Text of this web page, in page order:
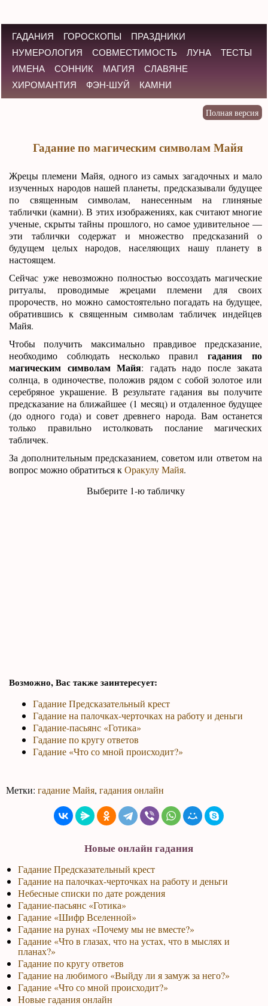
ГАДАНИЯ ГОРОСКОПЫ
ПРАЗДНИКИ
НУМЕРОЛОГИЯ
СОВМЕСТИМОСТЬ ЛУНА
ТЕСТЫ
ИМЕНА
СОННИК МАГИЯ
СЛАВЯНЕ
ХИРОМАНТИЯ
ФЭН-ШУЙ КАМНИ
Гадание по магическим символам Майя
Жрецы племени Майя, одного из самых загадочных и мало
изученных народов нашей планеты, предсказывали будущее
по священным символам, нанесенным на глиняные
таблички (камни). В этих изображениях, как считают многие
ученые, скрыты тайны прошлого, но самое удивительное —
эти таблички содержат и множество предсказаний о
будущем целых народов, населяющих нашу планету в
настоящем.
Сейчас уже невозможно полностью воссоздать магические
ритуалы, проводимые жрецами племени для своих
пророчеств, но можно самостоятельно погадать на будущее,
обратившись к священным символам табличек индейцев
Майя.
Чтобы получить максимально правдивое предсказание,
необходимо соблюдать несколько правилгадания по
магическим символам Майя: гадать надо после заката
солнца, в одиночестве, положив рядом с собой золотое или
серебряное украшение. В результате гадания вы получите
предсказание на ближайшее (1 месяц) и отдаленное будущее
(до одного года) и совет древнего народа. Вам останется
только правильно истолковать послание магических
табличек.
За дополнительным предсказанием, советом или ответом на
вопрос можно обратиться кОракулу Майя.
Выберите 1-ю табличку
Возможно, Вас также заинтересует:
Гадание Предсказательный крест
Гадание на палочках-черточках на работу и деньги
Гадание-пасьянс «Готика»
Гадание по кругу ответов
Гадание «Что со мной происходит?»
Метки:гадание Майя,гадания онлайн
Новые онлайн гадания
Гадание Предсказательный крест
Гадание на палочках-черточках на работу и деньги
Небесные списки по дате рождения
Гадание-пасьянс «Готика»
Гадание «Шифр Вселенной»
Гадание на рунах «Почему мы не вместе?»
Гадание «Что в глазах, что на устах, что в мыслях и
планах?»
Гадание по кругу ответов
Гадание на любимого «Выйду ли я замуж за него?»
Гадание «Что со мной происходит?»
Новые гадания онлайн